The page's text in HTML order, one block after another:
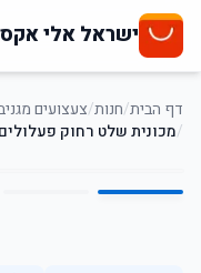
ישראל אלי
דף הבית/חנות/צעצועים
/מכונית שלט רחוק